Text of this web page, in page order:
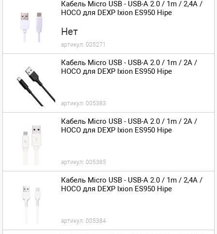
Кабель Micro USB - USB-A 2.0 / 1m / 2,4A /
HOCO для DEXP Ixion ES950 Hipe
Нет
артикул: 005271
Кабель Micro USB - USB-A 2.0 / 1m / 2A /
HOCO для DEXP Ixion ES950 Hipe
артикул: 005383
Кабель Micro USB - USB-A 2.0 / 1m / 2A /
HOCO для DEXP Ixion ES950 Hipe
артикул: 005385
Кабель Micro USB - USB-A 2.0 / 1m / 2,4A /
HOCO для DEXP Ixion ES950 Hipe
артикул: 005384